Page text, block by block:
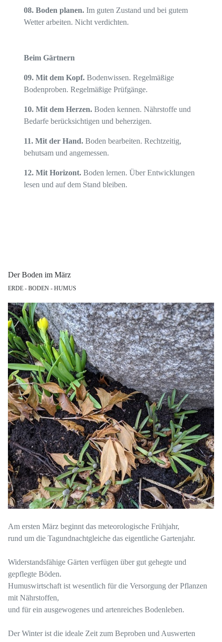
08. Boden planen. Im guten Zustand und bei gutem
Wetter arbeiten. Nicht verdichten.
Beim Gärtnern
09. Mit dem Kopf. Bodenwissen. Regelmäßige
Bodenproben. Regelmäßige Prüfgänge.
10. Mit dem Herzen. Boden kennen. Nährstoffe und
Bedarfe berücksichtigen und beherzigen.
11. Mit der Hand. Boden bearbeiten. Rechtzeitig,
behutsam und angemessen.
12. Mit Horizont. Boden lernen. Über Entwicklungen
lesen und auf dem Stand bleiben.
Der Boden im März
ERDE - BODEN - HUMUS
Am ersten März beginnt das meteorologische Frühjahr,
rund um die Tagundnachtgleiche das eigentliche Gartenjahr.
Widerstandsfähige Gärten verfügen über gut gehegte und
gepflegte Böden.
Humuswirtschaft ist wesentlich für die Versorgung der Pflanzen
mit Nährstoffen,
und für ein ausgewogenes und artenreiches Bodenleben.
Der Winter ist die ideale Zeit zum Beproben und Auswerten